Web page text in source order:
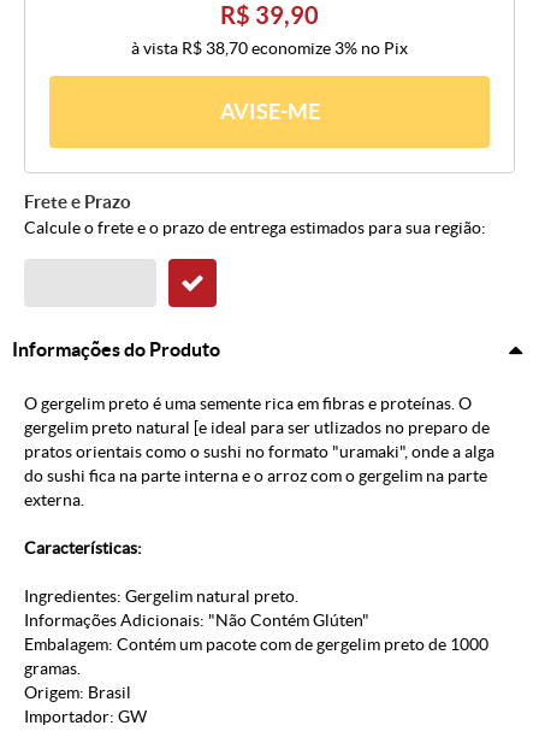
R$ 39,90
à vista R$ 38,70economize 3% no Pix
AVISE-ME
Frete e Prazo
Calcule o frete e o prazo de entrega estimados para sua região:
Informações do Produto
O gergelim preto é uma semente rica em fibras e proteínas. O
gergelim preto natural [e ideal para ser utlizados no preparo de
pratos orientais como o sushi no formato "uramaki", onde a alga
do sushi fica na parte interna e o arroz com o gergelim na parte
externa.
Características:
Ingredientes: Gergelim natural preto.
Informações Adicionais: "Não Contém Glúten"
Embalagem: Contém um pacote com de gergelim preto de 1000
gramas.
Origem: Brasil
Importador: GW